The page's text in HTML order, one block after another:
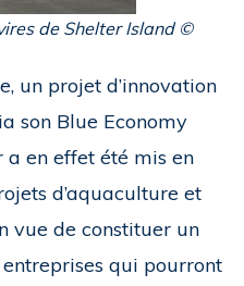
de Shelter Island ©
un projet d’innovation
son Blue Economy
a en effet été mis en
d’aquaculture et
vue de constituer un
qui pourront